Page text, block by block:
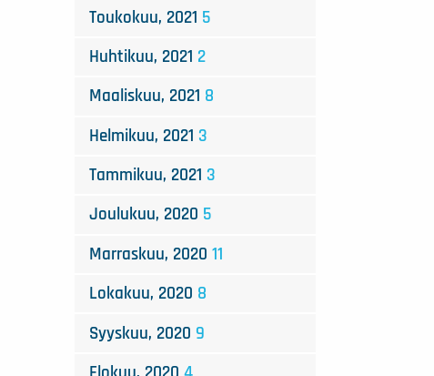
Toukokuu, 2021 5
Huhtikuu, 2021 2
Maaliskuu, 2021 8
Helmikuu, 2021 3
Tammikuu, 2021 3
Joulukuu, 2020 5
Marraskuu, 2020 11
Lokakuu, 2020 8
Syyskuu, 2020 9